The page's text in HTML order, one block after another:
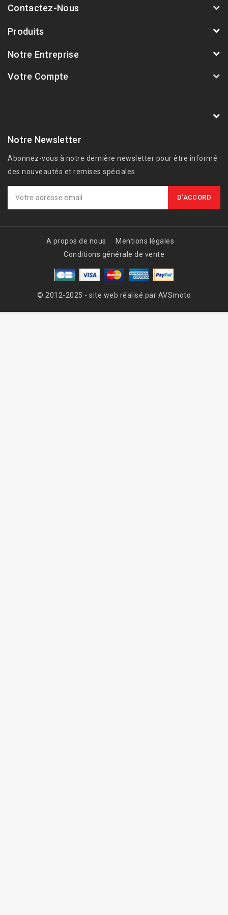
Contactez-Nous
Produits
Notre Entreprise
Votre Compte
Notre Newsletter
Abonnez-vous à notre dernière newsletter pour être informé
des nouveautés et remises spéciales.
A propos de nous
Mentions légales
Conditions générale de vente
© 2012-2025 - site web réalisé par AVSmoto